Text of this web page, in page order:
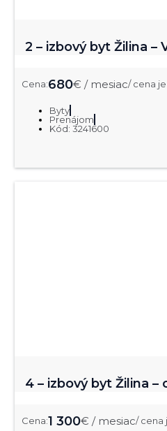
2 – izbový byt Žilina –
Cena:680€ / mesiac/ cena
Byty
Prenájom
Kód: 3241600
4 – izbový byt Žilina –
Cena:1 300€ / mesiac/ cena